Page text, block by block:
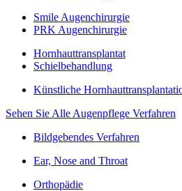
Smile Augenchirurgie
PRK Augenchirurgie
Hornhauttransplantat
Schielbehandlung
Künstliche
Sehen Sie Alle Augenpflege Verfahren
Bildgebendes Verfahren
Ear, Nose and Throat
Orthopädie